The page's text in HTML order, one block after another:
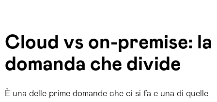
Cloud vs on-premise: la
domanda che divide
È una delle prime domande che ci si fa e una di quelle